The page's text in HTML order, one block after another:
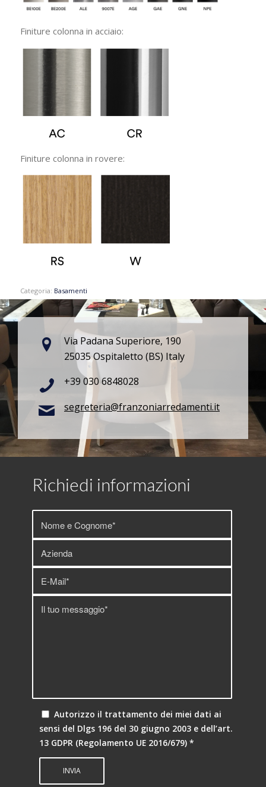
Finiture colonna in acciaio:
Finiture colonna in rovere:
Categoria: Basamenti
Via Padana Superiore, 190
25035 Ospitaletto (BS) Italy
+39 030 6848028
segreteria@franzoniarredamenti.it
Richiedi informazioni
Autorizzo il trattamento dei miei dati ai
sensi del Dlgs 196 del 30 giugno 2003 e dell’art.
13 GDPR (Regolamento UE 2016/679) *